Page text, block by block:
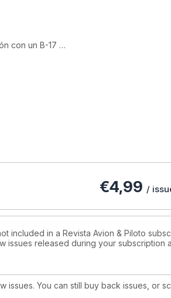
con un B-17
el tiempo gracias a los aviones de la
de humedad del aire es un factor que
de vuelo (II): En este artículo
& Cannes
Alonso expone su visión del problema
plataforma relativamente económica
€4,99 /
included in a Revista Avion & Piloto
issues released during your subscription
issues. You can still buy back issues, or